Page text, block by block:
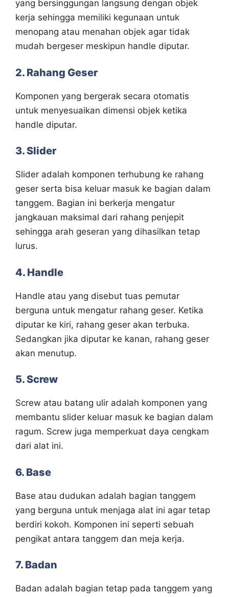
yang bersinggungan langsung dengan objek
kerja sehingga memiliki kegunaan untuk
menopang atau menahan objek agar tidak
mudah bergeser meskipun handle diputar.
2. Rahang Geser
Komponen yang bergerak secara otomatis
untuk menyesuaikan dimensi objek ketika
handle diputar.
3. Slider
Slider adalah komponen terhubung ke rahang
geser serta bisa keluar masuk ke bagian dalam
tanggem. Bagian ini berkerja mengatur
jangkauan maksimal dari rahang penjepit
sehingga arah geseran yang dihasilkan tetap
lurus.
4. Handle
Handle atau yang disebut tuas pemutar
berguna untuk mengatur rahang geser. Ketika
diputar ke kiri, rahang geser akan terbuka.
Sedangkan jika diputar ke kanan, rahang geser
akan menutup.
5. Screw
Screw atau batang ulir adalah komponen yang
membantu slider keluar masuk ke bagian dalam
ragum. Screw juga memperkuat daya cengkam
dari alat ini.
6. Base
Base atau dudukan adalah bagian tanggem
yang berguna untuk menjaga alat ini agar tetap
berdiri kokoh. Komponen ini seperti sebuah
pengikat antara tanggem dan meja kerja.
7. Badan
Badan adalah bagian tetap pada tanggem yang